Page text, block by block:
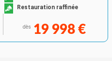
Restauration raffinée
dès 19 998 €